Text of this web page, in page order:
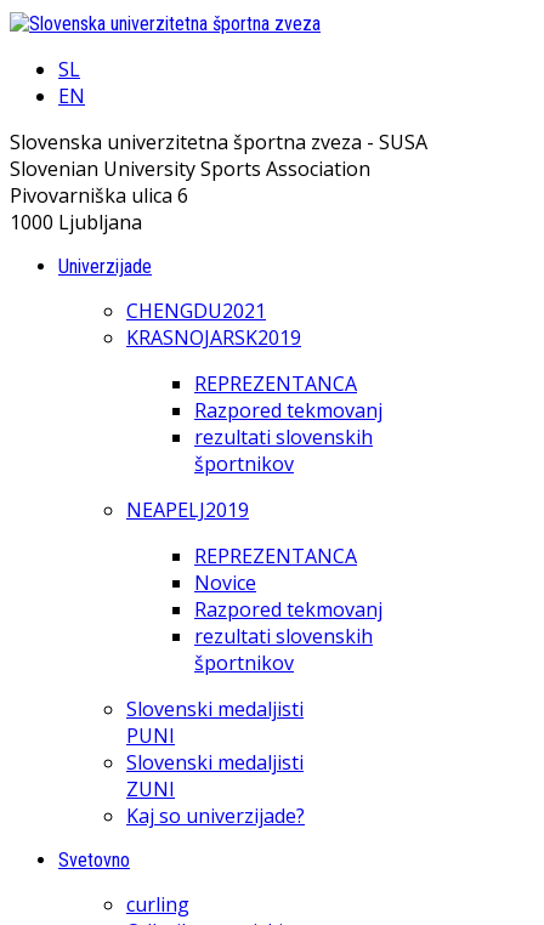
SL
EN
Slovenska univerzitetna športna zveza - SUSA
Slovenian University Sports Association
Pivovarniška ulica 6
1000 Ljubljana
Univerzijade
CHENGDU2021
KRASNOJARSK2019
REPREZENTANCA
Razpored tekmovanj
rezultati slovenskih
športnikov
NEAPELJ2019
REPREZENTANCA
Novice
Razpored tekmovanj
rezultati slovenskih
športnikov
Slovenski medaljisti
PUNI
Slovenski medaljisti
ZUNI
Kaj so univerzijade?
Svetovno
curling